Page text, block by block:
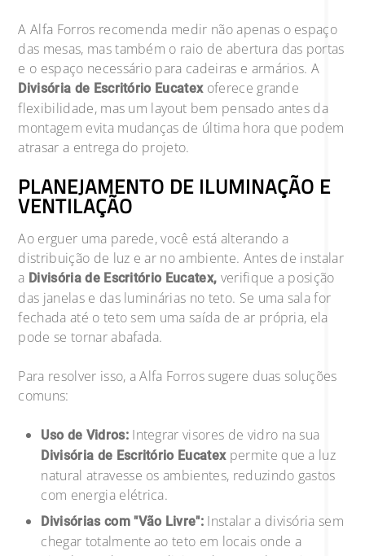
A Alfa Forros recomenda medir não apenas o espaço
das mesas, mas também o raio de abertura das portas
e o espaço necessário para cadeiras e armários. A
Divisória de Escritório Eucatexoferece grande
flexibilidade, mas um layout bem pensado antes da
montagem evita mudanças de última hora que podem
atrasar a entrega do projeto.
PLANEJAMENTO DE ILUMINAÇÃO E
VENTILAÇÃO
Ao erguer uma parede, você está alterando a
distribuição de luz e ar no ambiente. Antes de instalar
a Divisória de Escritório Eucatex, verifique a posição
das janelas e das luminárias no teto. Se uma sala for
fechada até o teto sem uma saída de ar própria, ela
pode se tornar abafada.
Para resolver isso, a Alfa Forros sugere duas soluções
comuns:
Uso de Vidros:Integrar visores de vidro na sua
Divisória de Escritório Eucatexpermite que a luz
natural atravesse os ambientes, reduzindo gastos
com energia elétrica.
Divisórias com "Vão Livre": Instalar a divisória sem
chegar totalmente ao teto em locais onde a